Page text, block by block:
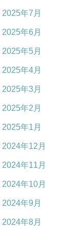
2025年7月
2025年6月
2025年5月
2025年4月
2025年3月
2025年2月
2025年1月
2024年12月
2024年11月
2024年10月
2024年9月
2024年8月